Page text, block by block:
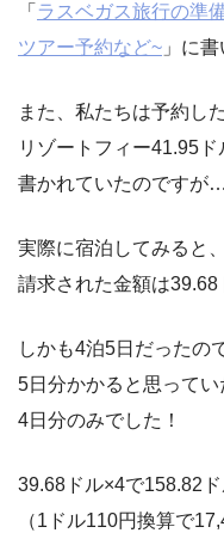
「 ラスベガス旅行の準
ツアー予約など~ 」に書
また、私たちは予約した
リゾートフィー41.95ド
書かれていたのですが…
実際に宿泊してみると、
請求された金額は39.68
しかも4泊5日だったの
5日分かかると思ってい
4日分のみでした！
39.68ドル×4で158.82ド
（1ドル110円換算で